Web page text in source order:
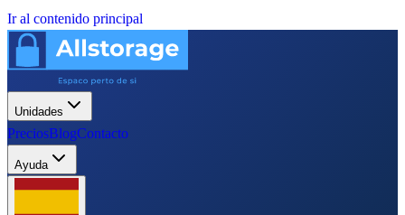
Ir al contenido principal
Unidades
PreciosBlogContacto
Ayuda